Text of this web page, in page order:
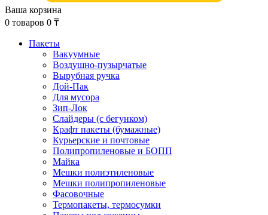
Ваша корзина
0 товаров 0 ₸
Пакеты
Вакуумные
Воздушно-пузырчатые
Вырубная ручка
Дой-Пак
Для мусора
Зип-Лок
Слайдеры (с бегунком)
Крафт пакеты (бумажные)
Курьерские и почтовые
Полипропиленовые и БОПП
Майка
Мешки полиэтиленовые
Мешки полипропиленовые
Фасовочные
Термопакеты, термосумки